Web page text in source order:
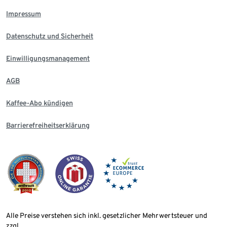
Impressum
Datenschutz und Sicherheit
Einwilligungsmanagement
AGB
Kaffee-Abo kündigen
Barrierefreiheitserklärung
Alle Preise verstehen sich inkl. gesetzlicher Mehrwertsteuer und